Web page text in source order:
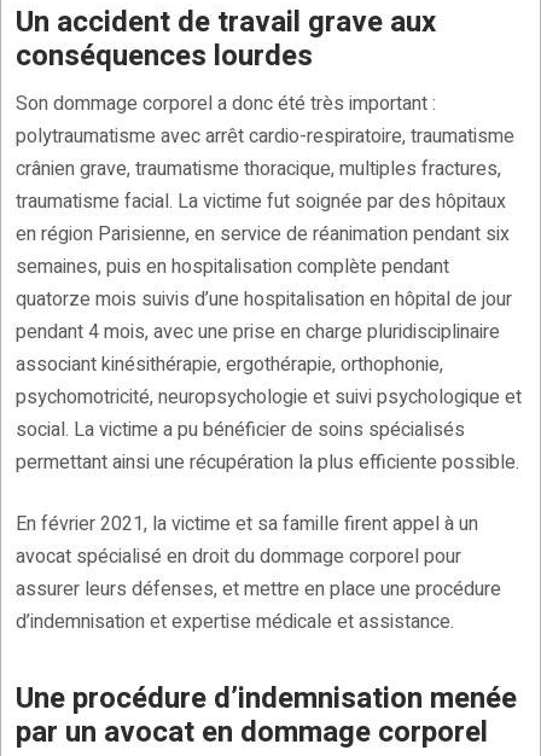
Un accident de travail grave aux
conséquences lourdes
Son dommage corporel a donc été très important :
polytraumatisme avec arrêt cardio-respiratoire, traumatisme
crânien grave, traumatisme thoracique, multiples fractures,
traumatisme facial. La victime fut soignée par des hôpitaux
en région Parisienne, en service de réanimation pendant six
semaines, puis en hospitalisation complète pendant
quatorze mois suivis d’une hospitalisation en hôpital de jour
pendant 4 mois, avec une prise en charge pluridisciplinaire
associant kinésithérapie, ergothérapie, orthophonie,
psychomotricité, neuropsychologie et suivi psychologique et
social. La victime a pu bénéficier de soins spécialisés
permettant ainsi une récupération la plus efficiente possible.
En février 2021, la victime et sa famille firent appel à un
avocat spécialisé en droit du dommage corporel pour
assurer leurs défenses, et mettre en place une procédure
d’indemnisation et expertise médicale et assistance.
Une procédure d’indemnisation menée
par un avocat en dommage corporel